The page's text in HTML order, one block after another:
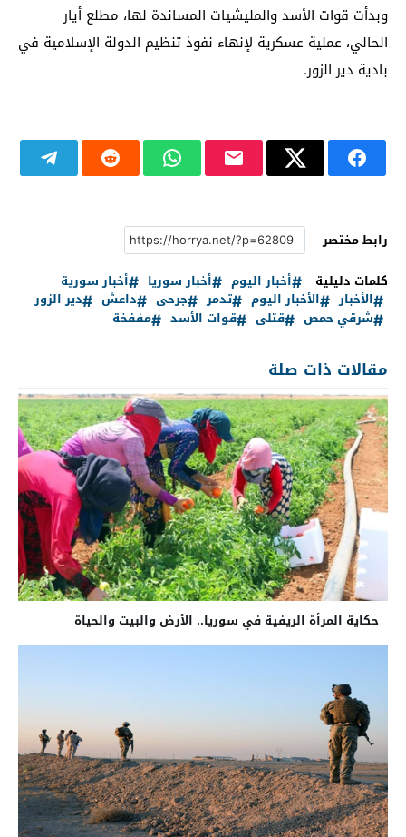
وبدأت قوات الأسد والمليشيات المساندة لها، مطلع أيار
الحالي، عملية عسكرية لإنهاء نفوذ تنظيم الدولة الإسلامية في
بادية دير الزور.
رابط مختصر
كلمات دليلية
أخبار اليوم أخبار سوريا
أخبار سورية
الأخبار
الأخبار اليوم تدمر جرحى داعش
دير الزور
شرقي حمص
قتلى قوات الأسد مففخة
مقالات ذات صلة
حكاية المرأة الريفية في سوريا.. الأرض والبيت والحياة